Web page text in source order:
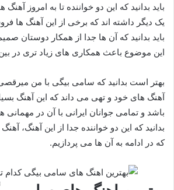
باید بدانید که این دو خواننده تا به امروز
یک دیگر داشته اند که برخی از این آهنگ ها
باید بدانید که آن ها جدا از همکار دوستان
این موضوع باعث همکاری های زیاد تری در
بهتر است بدانید که سامی بیگی با من میرقصی
آهنگ های خود و تهی می داند که این آهنگ
باشد و تمامی جوانان ایرانی با آن در مهمانی
بدانید که این دو خواننده جدا از این آهنگ،
که در ادامه به آن ها می پردازیم.